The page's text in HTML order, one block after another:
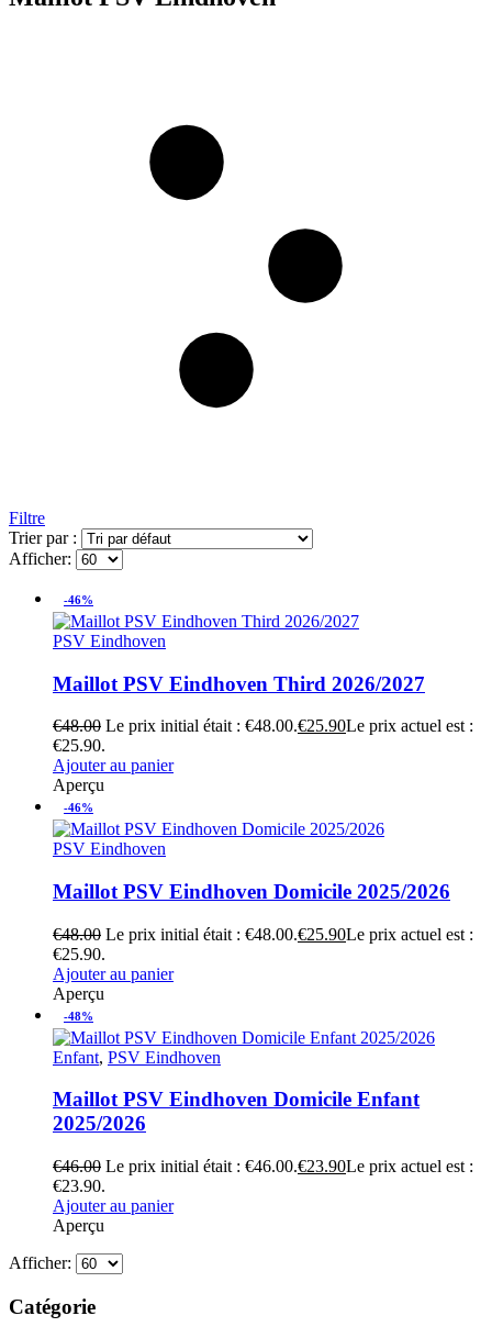
Filtre
Trier par :
Afficher:
-46%
PSV Eindhoven
Maillot PSV Eindhoven Third 2026/2027
€48.00 Le prix initial était : €48.00.€25.90Le prix actuel est :
€25.90.
Ajouter au panier
Aperçu
-46%
PSV Eindhoven
Maillot PSV Eindhoven Domicile 2025/2026
€48.00 Le prix initial était : €48.00.€25.90Le prix actuel est :
€25.90.
Ajouter au panier
Aperçu
-48%
Enfant, PSV Eindhoven
Maillot PSV Eindhoven Domicile Enfant
2025/2026
€46.00 Le prix initial était : €46.00.€23.90Le prix actuel est :
€23.90.
Ajouter au panier
Aperçu
Afficher:
Catégorie